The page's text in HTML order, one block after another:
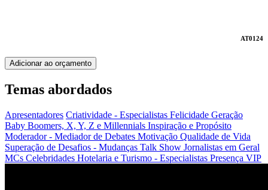
AT0124
Adicionar ao orçamento
Temas abordados
Apresentadores Criatividade - Especialistas Felicidade Geração
Baby Boomers, X, Y, Z e Millennials Inspiração e Propósito
Moderador - Mediador de Debates Motivação Qualidade de Vida
Superação de Desafios - Mudanças Talk Show Jornalistas em Geral
MCs Celebridades Hotelaria e Turismo - Especialistas Presença VIP